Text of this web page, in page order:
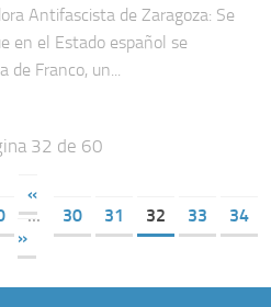
Antifascista de Zaragoza: Se
en el Estado español se
Franco, un...
32 de 60
«
... 30 31 32 33
34
»